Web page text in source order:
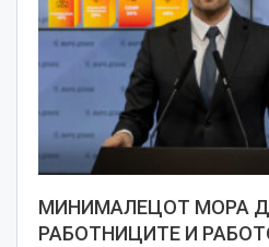
МИНИМАЛЕЦОТ МОРА
РАБОТНИЦИТЕ И